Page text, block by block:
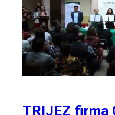
TRIJEZ firma